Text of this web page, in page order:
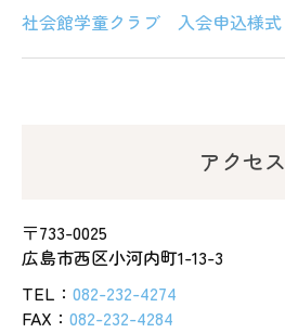
社会館学童クラブ 入会申込様式
アクセス
〒733-0025
広島市西区小河内町1-13-3
TEL： 082-232-4274
FAX： 082-232-4284